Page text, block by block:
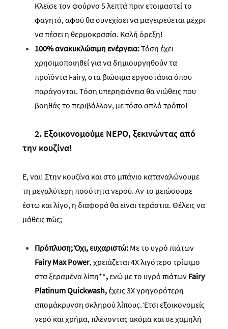
Κλείσε τον φούρνο 5 λεπτά πριν ετοιμαστεί το
φαγητό, αφού θα συνεχίσει να μαγειρεύεται μέχρι
να πέσει η θερμοκρασία. Καλή όρεξη!
100% ανακυκλώσιμη ενέργεια:Τόση έχει
χρησιμοποιηθεί για να δημιουργηθούν τα
προϊόντα Fairy, στα βιώσιμα εργοστάσια όπου
παράγονται. Τόση υπερηφάνεια θα νιώθεις που
βοηθάς το περιβάλλον, με τόσο απλό τρόπο!
2. Εξοικονομούμε ΝΕΡΟ, ξεκινώντας από
την κουζίνα!
Ε, ναι! Στην κουζίνα και στο μπάνιο καταναλώνουμε
τη μεγαλύτερη ποσότητα νερού. Αν το μειώσουμε
έστω και λίγο, η διαφορά θα είναι τεράστια. Θέλεις να
μάθεις πώς;
Πρόπλυση; Όχι, ευχαριστώ: Με το υγρό πιάτων
Fairy Max Power,χρειάζεται 4X λιγότερο τρίψιμο
στα ξεραμένα λίπη**,ενώ με το υγρό πιάτων Fairy
PlatinumQuickwash,έχεις3Χ γρηγορότερη
απομάκρυνση σκληρού λίπους.Έτσι εξοικονομείς
νερό και χρήμα, πλένοντας ακόμα και σε χαμηλή